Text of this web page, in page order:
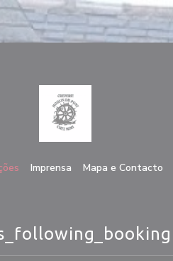
Imprensa Mapa e Contacto